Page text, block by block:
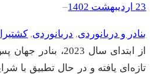
23 اردیبهشت 1402 –
بنادر و دریانوردی, دریانوردی,
از ابتدای سال 2023،
تازه‌ای یافته و در حال تطبیق با